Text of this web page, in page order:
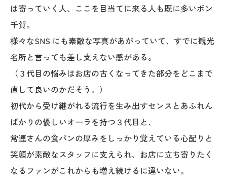
は寄っていく人、ここを目当てに来る人も既に多いボン
千賀。
様々なSNS にも素敵な写真があがっていて、すでに観光
名所と言っても差し支えない感がある。
（３代目の悩みはお店の古くなってきた部分をどこまで
直して良いのかだそう。）
初代から受け継がれる流行を生み出すセンスとあふれん
ばかりの優しいオーラを持つ３代目と、
常連さんの食パンの厚みをしっかり覚えている心配りと
笑顔が素敵なスタッフに支えられ、お店に立ち寄りたく
なるファンがこれからも増え続けるに違いない。